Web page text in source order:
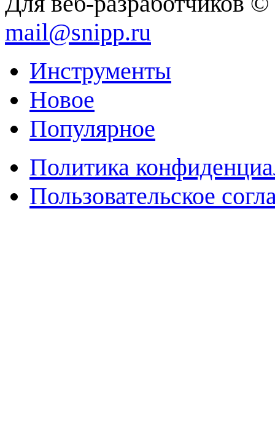
mail@snipp.ru
Инструменты
Новое
Популярное
Политика
Пользовательское